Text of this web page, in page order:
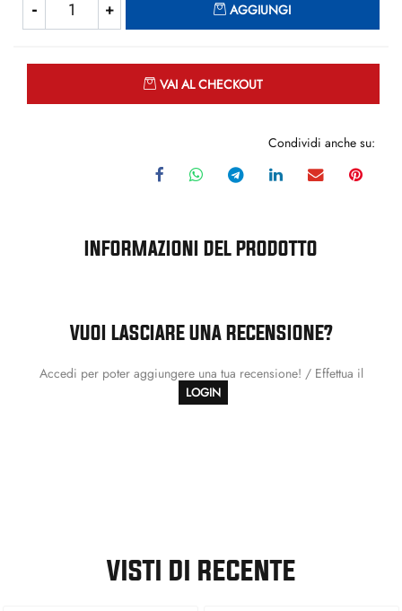
AGGIUNGI
VAI AL CHECKOUT
Condividi anche su:
INFORMAZIONI DEL PRODOTTO
VUOI LASCIARE UNA RECENSIONE?
Accedi per poter aggiungere una tua recensione! / Effettua il
LOGIN
VISTI DI RECENTE